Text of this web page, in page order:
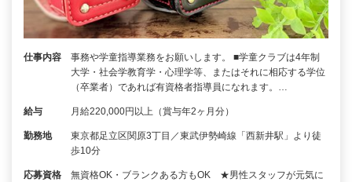
仕事内容
事務や学童指導業務をお願いします。 ■学童クラブは4年制
大学・社会学教育学・心理学等、またはそれに相応する学位
（卒業者）であれば有資格者指導員になれます。…
給与 月給220,000円以上（賞与年2ヶ月分）
勤務地
東京都足立区関原3丁目／東武伊勢崎線「西新井駅」より徒
歩10分
応募資格
無資格OK・ブランクある方もOK ★男性スタッフが元気に